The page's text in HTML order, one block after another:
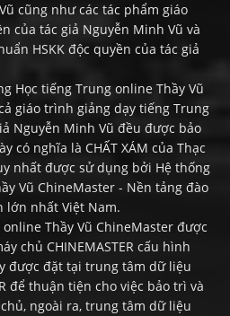
cũng như các tác phẩm giáo
của tác giả Nguyễn Minh Vũ và
HSKK độc quyền của tác giả
Học tiếng Trung online Thầy Vũ
giáo trình giảng dạy tiếng Trung
Nguyễn Minh Vũ đều được bảo
có nghĩa là CHẤT XÁM của Thạc
nhất được sử dụng bởi Hệ thống
Vũ ChineMaster - Nền tảng đào
lớn nhất Việt Nam.
Thầy Vũ ChineMaster được
chủ CHINEMASTER cấu hình
được đặt tại trung tâm dữ liệu
để thuận tiện cho việc bảo trì và
ngoài ra, trung tâm dữ liệu